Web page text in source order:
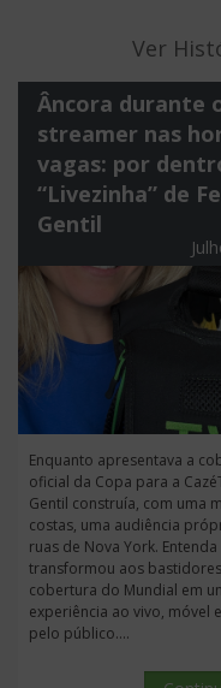
Ver
Âncora durante
streamer nas
vagas: por
“Livezinha” de
Gentil
Enquanto apresentava a
oficial da Copa para a
Gentil construía, com uma
costas, uma audiência
ruas de Nova York.
transformou aos
cobertura do Mundial em
experiência ao vivo, móvel
pelo público....